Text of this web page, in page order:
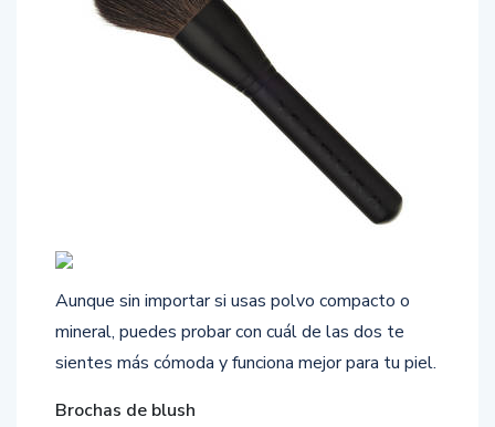
Aunque sin importar si usas polvo compacto o
mineral, puedes probar con cuál de las dos te
sientes más cómoda y funciona mejor para tu piel.
Brochas de blush